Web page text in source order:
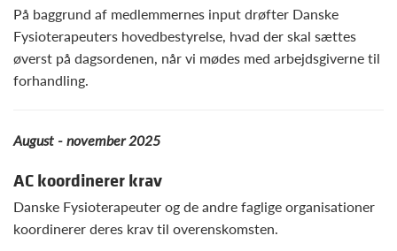
På baggrund af medlemmernes input drøfter Danske
Fysioterapeuters hovedbestyrelse, hvad der skal sættes
øverst på dagsordenen, når vi mødes med arbejdsgiverne til
forhandling.
August - november 2025
AC koordinerer krav
Danske Fysioterapeuter og de andre faglige organisationer
koordinerer deres krav til overenskomsten.